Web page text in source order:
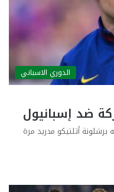
الدوري الاسباني
ضد إسبانيول
أتلتيكو مدريد مرة